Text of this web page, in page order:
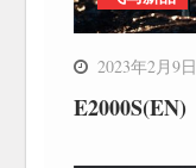
2023年2月9日
E2000S(EN)